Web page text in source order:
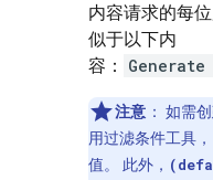
内容请求的每
似于以下内
容：
注意 ： 如需
用过滤条件工具
值。 此外，